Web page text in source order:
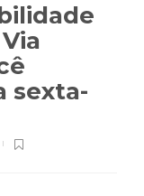
sexta-